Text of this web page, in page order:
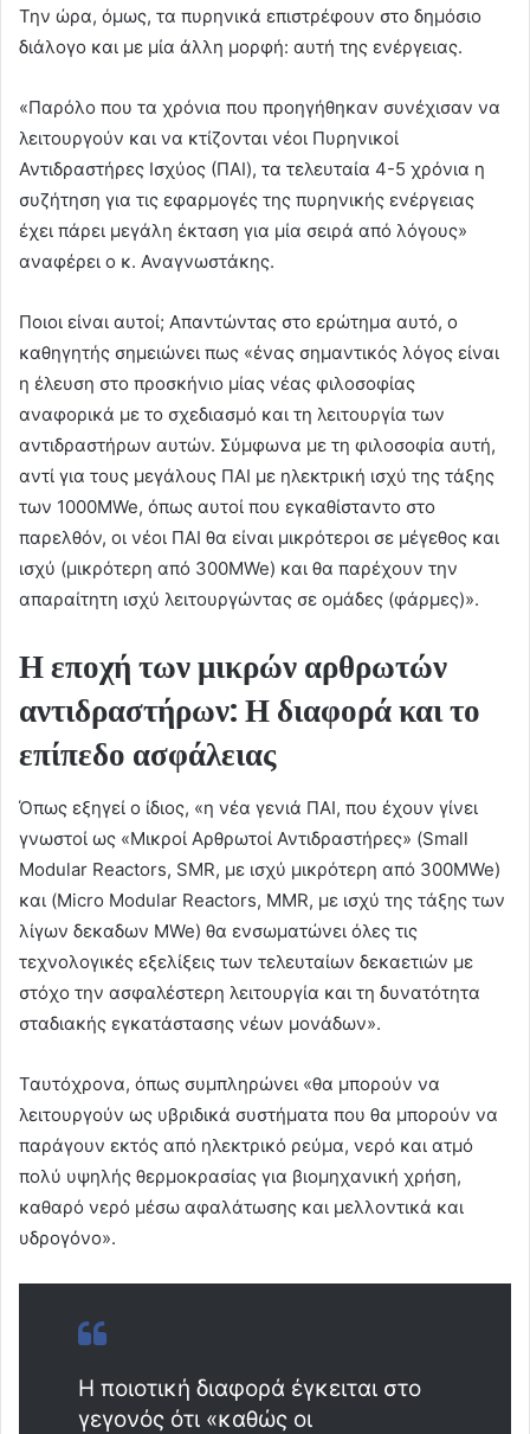
Την ώρα, όμως, τα πυρηνικά επιστρέφουν στο δημόσιο
διάλογο και με μία άλλη μορφή: αυτή της ενέργειας.
«Παρόλο που τα χρόνια που προηγήθηκαν συνέχισαν να
λειτουργούν και να κτίζονται νέοι Πυρηνικοί
Αντιδραστήρες Ισχύος (ΠΑΙ), τα τελευταία 4-5 χρόνια η
συζήτηση για τις εφαρμογές της πυρηνικής ενέργειας
έχει πάρει μεγάλη έκταση για μία σειρά από λόγους»
αναφέρει ο κ. Αναγνωστάκης.
Ποιοι είναι αυτοί; Απαντώντας στο ερώτημα αυτό, ο
καθηγητής σημειώνει πως «ένας σημαντικός λόγος είναι
η έλευση στο προσκήνιο μίας νέας φιλοσοφίας
αναφορικά με το σχεδιασμό και τη λειτουργία των
αντιδραστήρων αυτών. Σύμφωνα με τη φιλοσοφία αυτή,
αντί για τους μεγάλους ΠΑΙ με ηλεκτρική ισχύ της τάξης
των 1000MWe, όπως αυτοί που εγκαθίσταντο στο
παρελθόν, οι νέοι ΠΑΙ θα είναι μικρότεροι σε μέγεθος και
ισχύ (μικρότερη από 300MWe) και θα παρέχουν την
απαραίτητη ισχύ λειτουργώντας σε ομάδες (φάρμες)».
Η εποχή των μικρών αρθρωτών
αντιδραστήρων: Η διαφορά και το
επίπεδο ασφάλειας
Όπως εξηγεί ο ίδιος, «η νέα γενιά ΠΑΙ, που έχουν γίνει
γνωστοί ως «Μικροί Αρθρωτοί Αντιδραστήρες» (Small
Modular Reactors, SMR, με ισχύ μικρότερη από 300MWe)
και (Micro Modular Reactors, MMR, με ισχύ της τάξης των
λίγων δεκαδων MWe) θα ενσωματώνει όλες τις
τεχνολογικές εξελίξεις των τελευταίων δεκαετιών με
στόχο την ασφαλέστερη λειτουργία και τη δυνατότητα
σταδιακής εγκατάστασης νέων μονάδων».
Ταυτόχρονα, όπως συμπληρώνει «θα μπορούν να
λειτουργούν ως υβριδικά συστήματα που θα μπορούν να
παράγουν εκτός από ηλεκτρικό ρεύμα, νερό και ατμό
πολύ υψηλής θερμοκρασίας για βιομηχανική χρήση,
καθαρό νερό μέσω αφαλάτωσης και μελλοντικά και
υδρογόνο».
Η ποιοτική διαφορά έγκειται στο
γεγονός ότι «καθώς οι